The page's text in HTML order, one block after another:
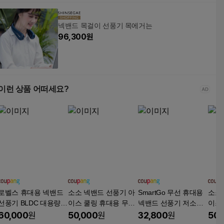
넥밴드 목걸이 선풍기 목에거는
96,300원
런 상품 어떠세요?
벨스 휴대용 넥밴드
풍기 BLDC 대용량 6
저소음 무선,
원
소소 넥밴드 선풍기 아
이스 쿨링 휴대용 무선
핸즈프리 목선풍기, 그
50,000원
SmartGo 무선 휴대용
넥밴드 선풍기 저소음
목걸이 선풍기 아이스
32,800원
소소
이스
핸즈